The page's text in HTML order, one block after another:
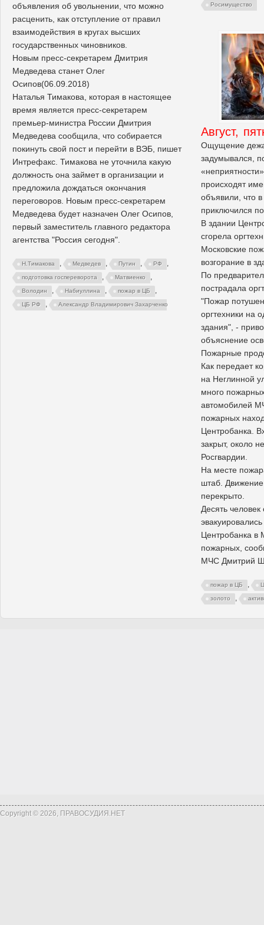
объявления об увольнении, что можно
расценить, как отступление от правил
взаимодействия в кругах высших
государственных чиновников.
Новым пресс-секретарем Дмитрия
Медведева станет Олег
Осипов(06.09.2018)
Наталья Тимакова, которая в настоящее
время является пресс-секретарем
премьер-министра России Дмитрия
Медведева сообщила, что собирается
покинуть свой пост и перейти в ВЭБ, пишет
Интрефакс. Тимакова не уточнила какую
должность она займет в организации и
предложила дождаться окончания
переговоров. Новым пресс-секретарем
Медведева будет назначен Олег Осипов,
первый заместитель главного редактора
агентства "Россия сегодня".
Н.Тимакова , Медведев , Путин , РФ ,
подготовка госпереворота , Матвиенко ,
Володин , Набиуллина , пожар в ЦБ ,
ЦБ РФ , Александр Владимирович Захарченко
Росимущество
Август,
Ощущение
задумывался,
происходят
объявили, что
приключился
В здании
сгорела
Московские
возгорание в
По
пострадала
"Пожар
оргтехники на
здания", -
объяснение
Пожарные
Как передает
на Неглинной
много
автомобилей
пожарных
Центробанка.
закрыт, около
Росгвардии.
На месте
штаб.
перекрыто.
Десять
Центробанка в
пожарных,
МЧС Дмитрий
пожар в ЦБ ,
золото ,
Copyright © 2026, ПРАВОСУДИЯ.НЕТ